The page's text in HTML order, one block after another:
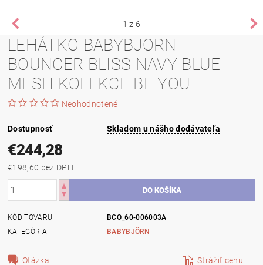
1 z 6
LEHÁTKO BABYBJORN
BOUNCER BLISS NAVY BLUE
MESH KOLEKCE BE YOU
Neohodnotené
Dostupnosť Skladom u nášho dodávateľa
€244,28
€198,60 bez DPH
KÓD TOVARU
BCO_60-006003A
KATEGÓRIA
BABYBJÖRN
Otázka Strážiť cenu